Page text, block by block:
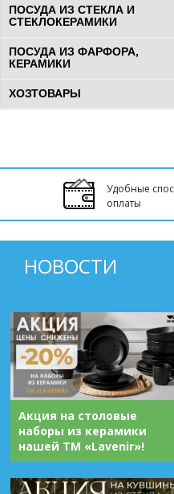
ПОСУДА ИЗ СТЕКЛА И
СТЕКЛОКЕРАМИКИ
ПОСУДА ИЗ ФАРФОРА,
КЕРАМИКИ
ХОЗТОВАРЫ
Удобные
оплаты
НОВОСТИ
Акция на столовые
наборы из керамики
нашей ТМ «Lavenir»!